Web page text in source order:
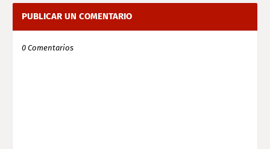
PUBLICAR UN COMENTARIO
0 Comentarios